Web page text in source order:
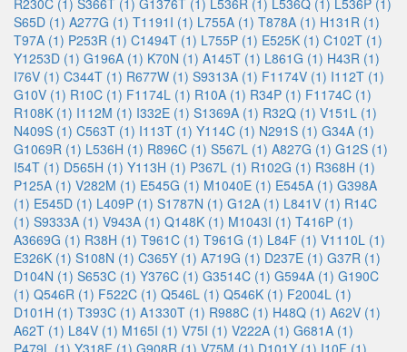
R230C (1) S366T (1) G1376T (1) L536R (1) L536Q (1) L536P (1)
S65D (1) A277G (1) T1191I (1) L755A (1) T878A (1) H131R (1)
T97A (1) P253R (1) C1494T (1) L755P (1) E525K (1) C102T (1)
Y1253D (1) G196A (1) K70N (1) A145T (1) L861G (1) H43R (1)
I76V (1) C344T (1) R677W (1) S9313A (1) F1174V (1) I112T (1)
G10V (1) R10C (1) F1174L (1) R10A (1) R34P (1) F1174C (1)
R108K (1) I112M (1) I332E (1) S1369A (1) R32Q (1) V151L (1)
N409S (1) C563T (1) I113T (1) Y114C (1) N291S (1) G34A (1)
G1069R (1) L536H (1) R896C (1) S567L (1) A827G (1) G12S (1)
I54T (1) D565H (1) Y113H (1) P367L (1) R102G (1) R368H (1)
P125A (1) V282M (1) E545G (1) M1040E (1) E545A (1) G398A
(1) E545D (1) L409P (1) S1787N (1) G12A (1) L841V (1) R14C
(1) S9333A (1) V943A (1) Q148K (1) M1043I (1) T416P (1)
A3669G (1) R38H (1) T961C (1) T961G (1) L84F (1) V1110L (1)
E326K (1) S108N (1) C365Y (1) A719G (1) D237E (1) G37R (1)
D104N (1) S653C (1) Y376C (1) G3514C (1) G594A (1) G190C
(1) Q546R (1) F522C (1) Q546L (1) Q546K (1) F2004L (1)
D101H (1) T393C (1) A1330T (1) R988C (1) H48Q (1) A62V (1)
A62T (1) L84V (1) M165I (1) V75I (1) V222A (1) G681A (1)
P479L (1) Y318F (1) G908R (1) V75M (1) D101Y (1) I10F (1)